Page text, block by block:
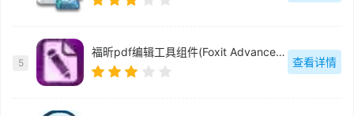
5
福昕pdf编辑工具组件(Foxit Advanced PDF Editor)中文版-v3.0.5
查看详情